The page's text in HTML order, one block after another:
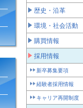
歴史・沿革
環境・社会活動
購買情報
採用情報
新卒募集要項
経験者採用情報
キャリア再開制度